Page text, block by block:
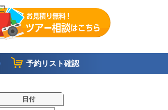
予約リスト確認
日付